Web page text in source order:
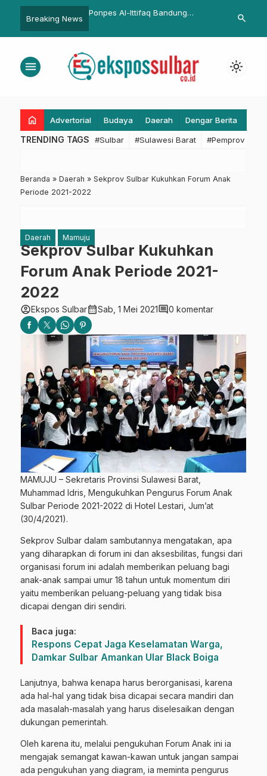
Breaking News
PAM Tradisi
Ponpes Al-Ittifaq Bandung
Pertanian
Peringatan
Serentak
search
menu light_mode
home Advertorial Budaya Daerah Dengar Berita
TRENDING TAGS #Sulbar #Sulawesi Barat #Pemprov
Beranda » Daerah » Sekprov Sulbar Kukuhkan Forum Anak
Periode 2021-2022
Daerah Mamuju
Sekprov Sulbar Kukuhkan
Forum Anak Periode 2021-
2022
account_circleEkspos Sulbarcalendar_monthSab, 1 Mei 2021comment0 komentar
MAMUJU – Sekretaris Provinsi Sulawesi Barat,
Muhammad Idris, Mengukuhkan Pengurus Forum Anak
Sulbar Periode 2021-2022 di Hotel Lestari, Jum’at
(30/4/2021).
Sekprov Sulbar dalam sambutannya mengatakan, apa
yang diharapkan di forum ini dan aksesbilitas, fungsi dari
organisasi forum ini adalah memberikan peluang bagi
anak-anak sampai umur 18 tahun untuk momentum diri
yaitu memberikan peluang-peluang yang tidak bisa
dicapai dengan diri sendiri.
Baca juga:
Respons Cepat Jaga Keselamatan Warga,
Damkar Sulbar Amankan Ular Black Boiga
Lanjutnya, bahwa kenapa harus berorganisasi, karena
ada hal-hal yang tidak bisa dicapai secara mandiri dan
ada masalah-masalah yang harus diselesaikan dengan
dukungan pemerintah.
Oleh karena itu, melalui pengukuhan Forum Anak ini ia
mengajak semangat kawan-kawan untuk jangan sampai
ada pengukuhan yang diagram, ia meminta pengurus